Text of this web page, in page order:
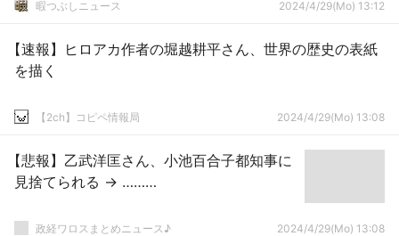
暇つぶしニュース 2024/4/29(Mo) 13:12
【速報】ヒロアカ作者の堀越耕平さん、世界の歴史の表紙
を描く
【2ch】コピペ情報局 2024/4/29(Mo) 13:08
【悲報】乙武洋匡さん、小池百合子都知事に
見捨てられる → ………
政経ワロスまとめニュース♪ 2024/4/29(Mo) 13:08